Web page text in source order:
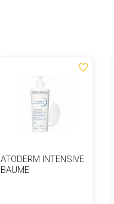
favorite_border
ATODERM INTENSIVE
BAUME